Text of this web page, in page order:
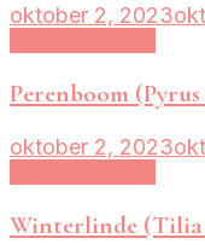
oktober 2, 2023
Perenboom
oktober 2, 2023
Winterlinde